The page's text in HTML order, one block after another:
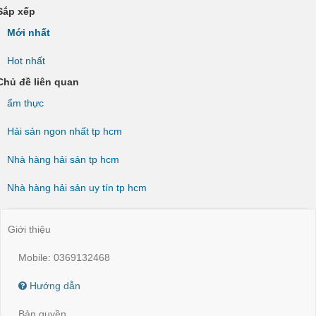
xếp
Mới nhất
Hot nhất
đề liên quan
ẩm thực
Hải sản ngon nhất tp hcm
Nhà hàng hải sản tp hcm
Nhà hàng hải sản uy tín tp hcm
Giới thiệu
Mobile: 0369132468
Hướng dẫn
Bản quyền